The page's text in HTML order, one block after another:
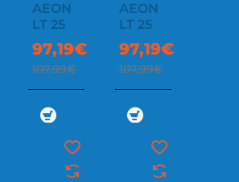
AEON
LT 25
97,19€
107,99€
AEON
LT 25
97,19€
107,99€